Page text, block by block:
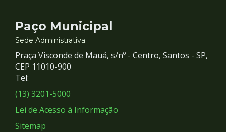
Contato
e
Redes
Sociais
Paço Municipal
Sede Administrativa
Praça Visconde de Mauá, s/nº - Centro, Santos - SP,
CEP 11010-900
Tel:
(13) 3201-5000
Lei de Acesso à Informação
Sitemap